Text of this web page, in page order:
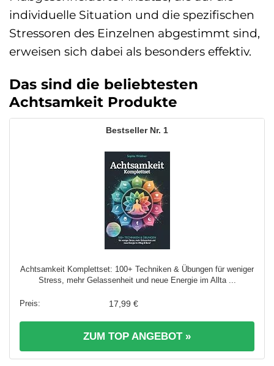
individuelle Situation und die spezifischen
Stressoren des Einzelnen abgestimmt sind,
erweisen sich dabei als besonders effektiv.
Das sind die beliebtesten
Achtsamkeit Produkte
1
Achtsamkeit Komplettset: 100+ Techniken & Übungen für weniger
Stress, mehr Gelassenheit und neue Energie im Allta ...
17,99 €
ZUM TOP ANGEBOT »